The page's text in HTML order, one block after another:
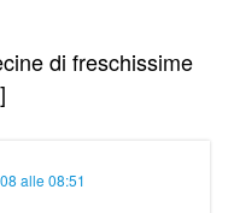
di freschissime
alle 08:51